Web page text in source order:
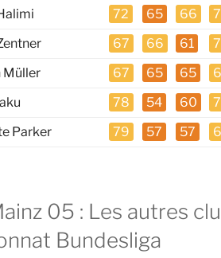
72 65 66
67 66 61
Müller 67 65 65
78 54 60
Parker 79 57 57
05 : Les autres
Bundesliga